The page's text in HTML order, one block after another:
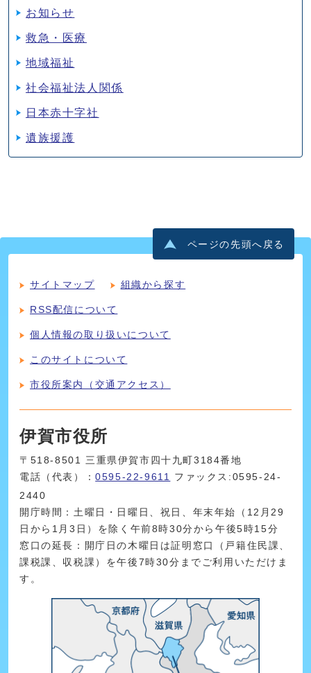
お知らせ
救急・医療
地域福祉
社会福祉法人関係
日本赤十字社
遺族援護
ページの先頭へ戻る
サイトマップ 組織から探す
RSS配信について
個人情報の取り扱いについて
このサイトについて
市役所案内（交通アクセス）
伊賀市役所
〒518-8501 三重県伊賀市四十九町3184番地
電話（代表）：0595-22-9611 ファックス:0595-24-
2440
開庁時間：土曜日・日曜日、祝日、年末年始（12月29
日から1月3日）を除く午前8時30分から午後5時15分
窓口の延長：開庁日の木曜日は証明窓口（戸籍住民課、
課税課、収税課）を午後7時30分までご利用いただけま
す。